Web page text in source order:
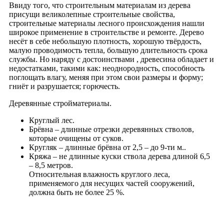
Ввиду того, что строительным материалам из дерева
присущи великолепные строительные свойства,
строительные материалы лесного происхождения нашли
широкое применение в строительстве и ремонте. Дерево
несёт в себе небольшую плотность, хорошую твёрдость,
малую проводимость тепла, большую длительность срока
службы. Но наряду с достоинствами , древесина обладает и
недостатками, такими как: неоднородность, способность
поглощать влагу, меняя при этом свои размеры и форму;
гниёт и разрушается; горючесть.
Деревянные стройматериалы.
Круглый лес.
Брёвна – длинные отрезки деревянных стволов,
которые очищены от суков.
Кругляк – длинные брёвна от 2,5 – до 9-ти м..
Кряжа – не длинные куски ствола дерева длиной 6,5
– 8,5 метров.
Относительная влажность круглого леса,
применяемого для несущих частей сооружений,
должна быть не более 25 %.